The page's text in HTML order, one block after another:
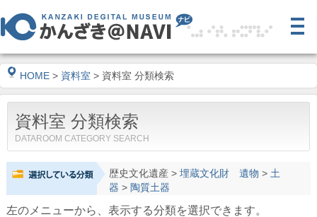
HOME > 資料室 > 資料室 分類検索
資料室 分類検索
DATAROOM CATEGORY SEARCH
歴史文化遺産> 埋蔵文化財 遺物 > 土
器 > 陶質土器
左のメニューから、表示する分類を選択できます。